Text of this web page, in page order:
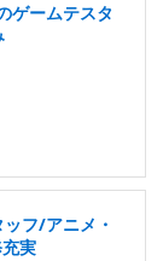
ゲームテスタ
フ/アニメ・
実